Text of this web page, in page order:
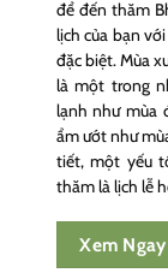
để đến thăm
lịch của bạn
đặc biệt. Mùa
là một trong
lạnh như mùa
ẩm ướt như
tiết, một yếu
thăm là lịch lễ
Xem Ngay